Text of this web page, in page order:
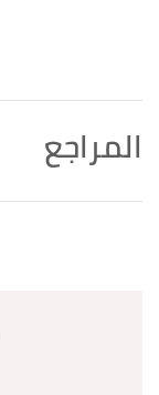
المراجع
محمد محي